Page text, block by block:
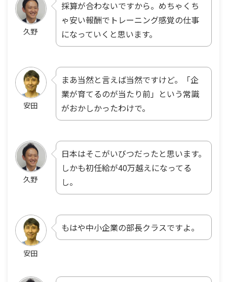
久野
採算が合わないですから。めちゃくち
ゃ安い報酬でトレーニング感覚の仕事
になっていくと思います。
安田
まあ当然と言えば当然ですけど。「企
業が育てるのが当たり前」という常識
がおかしかったわけで。
久野
日本はそこがいびつだったと思います。
しかも初任給が40万越えになってる
し。
安田
もはや中小企業の部長クラスですよ。